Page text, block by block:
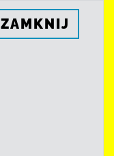
ZAMKNIJ